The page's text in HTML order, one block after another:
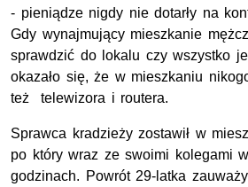
- pieniądze nigdy nie dotarły na
Gdy wynajmujący mieszkanie
sprawdzić do lokalu czy wszystko
okazało się, że w mieszkaniu
też telewizora i routera.
Sprawca kradzieży zostawił w
po który wraz ze swoimi kolegami
godzinach. Powrót 29-latka